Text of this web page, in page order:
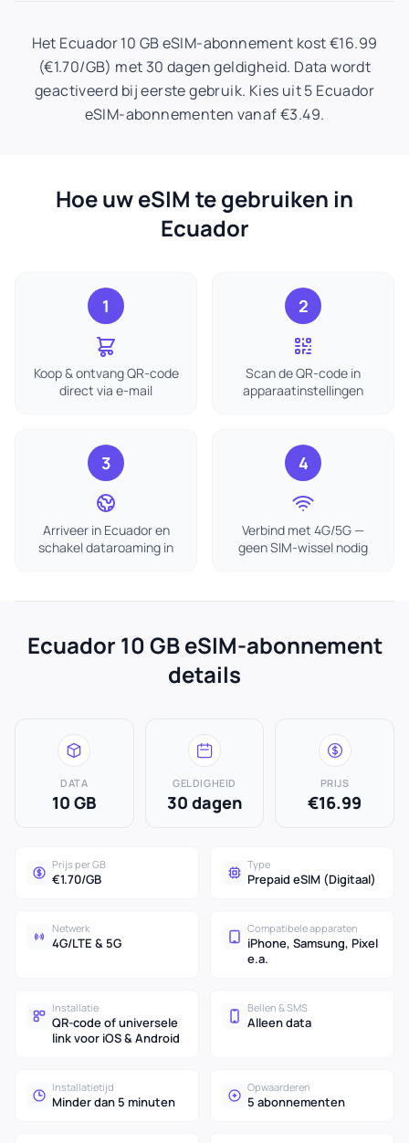
Het Ecuador 10 GB eSIM-abonnement kost €16.99
(€1.70/GB) met 30 dagen geldigheid. Data wordt
geactiveerd bij eerste gebruik. Kies uit 5 Ecuador
eSIM-abonnementen vanaf €3.49.
Hoe uw eSIM te gebruiken in
Ecuador
1
Koop & ontvang QR-code
direct via e-mail
2
Scan de QR-code in
apparaatinstellingen
3
Arriveer in Ecuador en
schakel dataroaming in
4
Verbind met 4G/5G —
geen SIM-wissel nodig
Ecuador 10 GB eSIM-abonnement
details
DATA
10 GB
GELDIGHEID
30 dagen
PRIJS
€16.99
Prijs per GB
€1.70/GB
Type
Prepaid eSIM (Digitaal)
Netwerk
4G/LTE & 5G
Compatibele apparaten
iPhone, Samsung, Pixel
e.a.
Installatie
QR-code of universele
link voor iOS & Android
Bellen & SMS
Alleen data
Installatietijd
Minder dan 5 minuten
Opwaarderen
5 abonnementen